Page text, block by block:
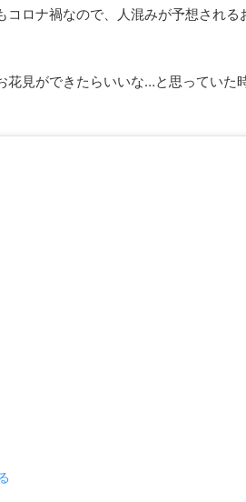
コロナ禍なので、人混みが予想され
花見ができたらいいな…と思っていた